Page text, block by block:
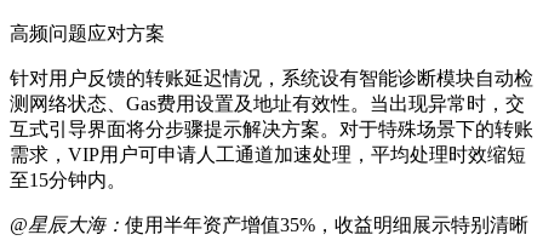
高频问题应对方案
针对用户反馈的转账延迟情况，系统设有智能诊断模块自动检
测网络状态、Gas费用设置及地址有效性。当出现异常时，交
互式引导界面将分步骤提示解决方案。对于特殊场景下的转账
需求，VIP用户可申请人工通道加速处理，平均处理时效缩短
至15分钟内。
@星辰大海： 使用半年资产增值35%，收益明细展示特别清晰